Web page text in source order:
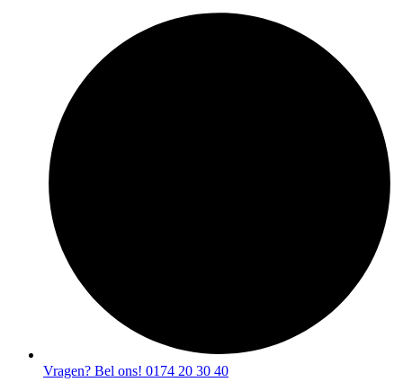
Vragen? Bel ons! 0174 20 30 40